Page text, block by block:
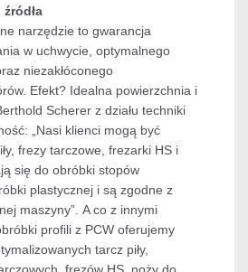
narzędzie to gwarancja
w uchwycie, optymalnego
niezakłóconego
Efekt? Idealna powierzchnia i
Scherer z działu techniki
„Nasi klienci mogą być
frezy tarczowe, frezarki HS i
się do obróbki stopów
plastycznej i są zgodne z
maszyny”. A co z innymi
profili z PCW oferujemy
tarcz piły,